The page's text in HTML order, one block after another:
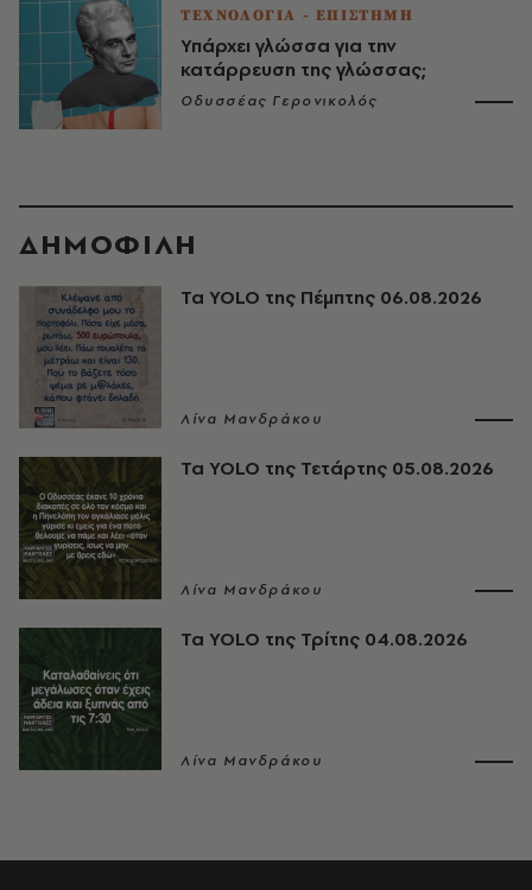
ΤΕΧΝΟΛΟΓΙΑ - ΕΠΙΣΤΗΜΗ
Υπάρχει γλώσσα για την
κατάρρευση της γλώσσας;
Οδυσσέας Γερονικολός
ΔΗΜΟΦΙΛΗ
Τα YOLO της Πέμπτης 06.08.2026
Λίνα Μανδράκου
Τα YOLO της Τετάρτης 05.08.2026
Λίνα Μανδράκου
Τα YOLO της Τρίτης 04.08.2026
Λίνα Μανδράκου